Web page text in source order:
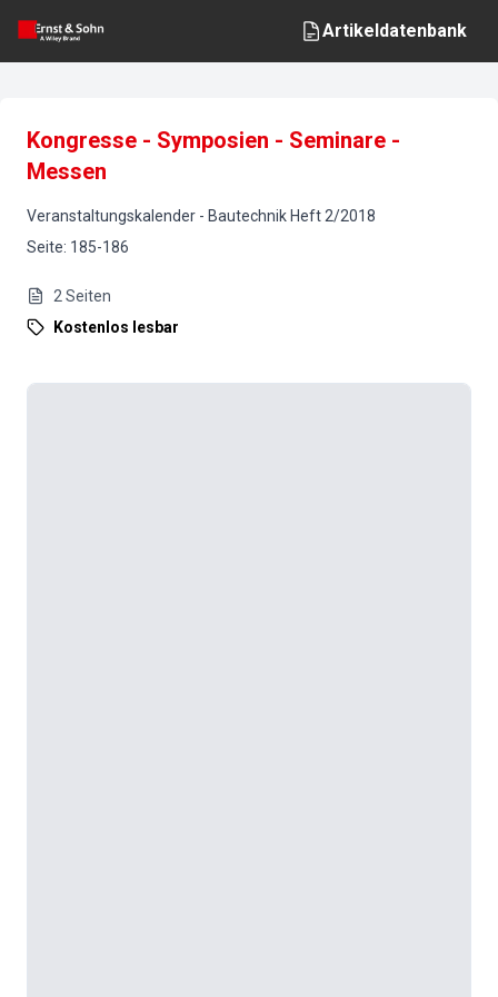
Artikeldatenbank
Kongresse - Symposien - Seminare -
Messen
Veranstaltungskalender - Bautechnik Heft 2/2018
Seite: 185-186
2 Seiten
Kostenlos lesbar